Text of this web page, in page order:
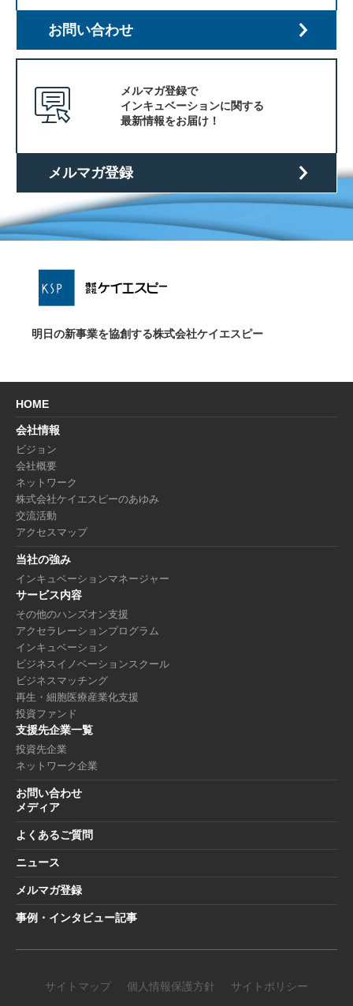
お問い合わせ
メルマガ登録で
インキュベーションに関する
最新情報をお届け！
メルマガ登録
明日の新事業を協創する株式会社ケイエスピー
HOME
会社情報
ビジョン
会社概要
ネットワーク
株式会社ケイエスピーのあゆみ
交流活動
アクセスマップ
当社の強み
インキュベーションマネージャー
サービス内容
その他のハンズオン支援
アクセラレーションプログラム
インキュベーション
ビジネスイノベーションスクール
ビジネスマッチング
再生・細胞医療産業化支援
投資ファンド
支援先企業一覧
投資先企業
ネットワーク企業
お問い合わせ
メディア
よくあるご質問
ニュース
メルマガ登録
事例・インタビュー記事
サイトマップ 個人情報保護方針 サイトポリシー